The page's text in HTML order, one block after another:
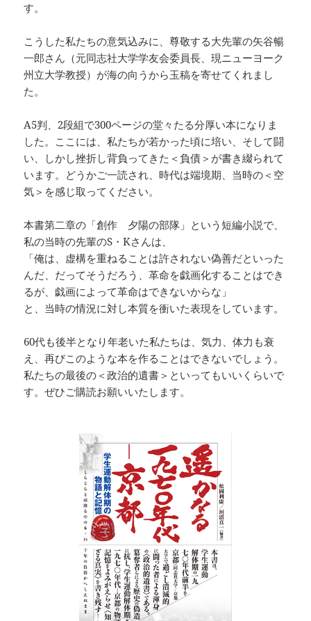
す。
こうした私たちの意気込みに、尊敬する大先輩の矢谷暢
一郎さん（元同志社大学学友会委員長、現ニューヨーク
州立大学教授）が海の向うから玉稿を寄せてくれまし
た。
A5判、2段組で300ページの堂々たる分厚い本になりま
した。ここには、私たちが若かった頃に培い、そして闘
い、しかし挫折し背負ってきた＜負債＞が書き綴られて
います。どうかご一読され、時代は端境期、当時の＜空
気＞を感じ取ってください。
本書第二章の「創作 夕陽の部隊」という短編小説で、
私の当時の先輩のS・Kさんは、
「俺は、虚構を重ねることは許されない偽善だといった
んだ、だってそうだろう、革命を戯画化することはでき
るが、戯画によって革命はできないからな」
と、当時の情況に対し本質を衝いた表現をしています。
60代も後半となり年老いた私たちは、気力、体力も衰
え、再びこのような本を作ることはできないでしょう。
私たちの最後の＜政治的遺書＞といってもいいくらいで
す。ぜひご購読お願いいたします。